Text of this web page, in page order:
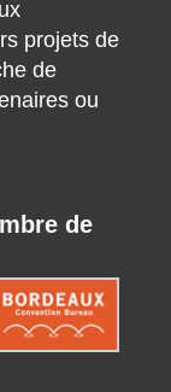
projets de
de
ou
de